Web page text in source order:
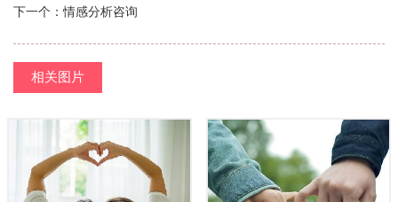
下一个：情感分析咨询
相关图片